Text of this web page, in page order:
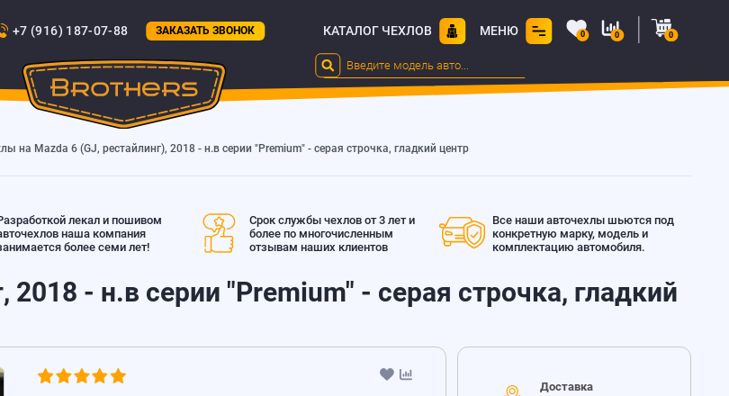
+7 (916) 187-07-88 ЗАКАЗАТЬ ЗВОНОК КАТАЛОГ ЧЕХЛОВ МЕНЮ 0 0 0
на Mazda 6 (GJ, рестайлинг), 2018 - н.в серии "Premium" - серая строчка, гладкий центр
лекал и пошивом
наша компания
более семи лет!
Срок службы чехлов от 3 лет и
более по многочисленным
отзывам наших клиентов
Все наши авточехлы шьются под
конкретную марку, модель и
комплектацию автомобиля.
- н.в серии "Premium" - серая строчка, гладкий
Доставка